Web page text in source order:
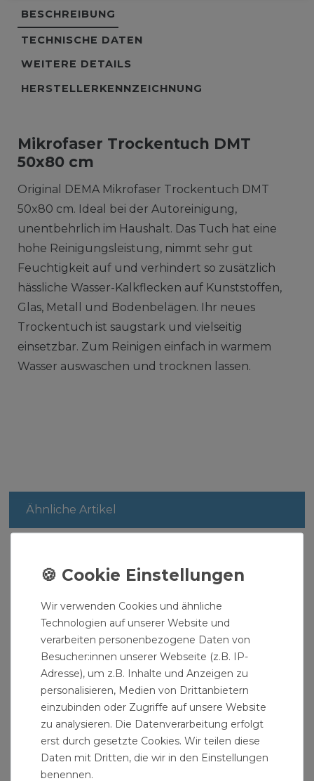
BESCHREIBUNG
TECHNISCHE DATEN
WEITERE DETAILS
HERSTELLERKENNZEICHNUNG
Mikrofaser Trockentuch DMT
50x80 cm
Original DEMA Mikrofaser Trockentuch DMT
50x80 cm. Ideal bei der Autoreinigung,
unentbehrlich im Haushalt. Das Tuch hat eine
hohe Reinigungsleistung, nimmt sehr gut
Feuchtigkeit auf und verhindert so zusätzlich
hässliche Wasser-Kalkflecken auf Kunststoffen,
Glas, Metall und Bodenbelägen. Ihr neues
Trockentuch ist saugstark und vielseitig
einsetzbar. Zum Reinigen einfach in warmem
Wasser auswaschen und trocknen lassen.
Ähnliche Artikel
Wir verwenden Cookies und ähnliche
Technologien auf unserer Website und
verarbeiten personenbezogene Daten von
Besucher:innen unserer Webseite (z.B. IP-
Adresse), um z.B. Inhalte und Anzeigen zu
personalisieren, Medien von Drittanbietern
einzubinden oder Zugriffe auf unsere Website
zu analysieren. Die Datenverarbeitung erfolgt
erst durch gesetzte Cookies. Wir teilen diese
Daten mit Dritten, die wir in den Einstellungen
benennen.